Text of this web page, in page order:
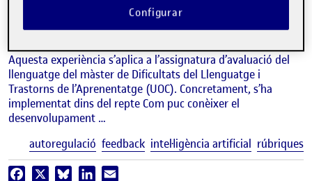
ALFONSO IGUALADA
Aquesta experiència s’aplica a l’assignatura d’avaluació del
llenguatge del màster de Dificultats del Llenguatge i
Trastorns de l’Aprenentatge (UOC). Concretament, s’ha
implementat dins del repte Com puc conèixer el
desenvolupament …
autoregulació feedback intel·ligència artificial rúbriques
Facebook BlueskyLinkedIn
Configurar